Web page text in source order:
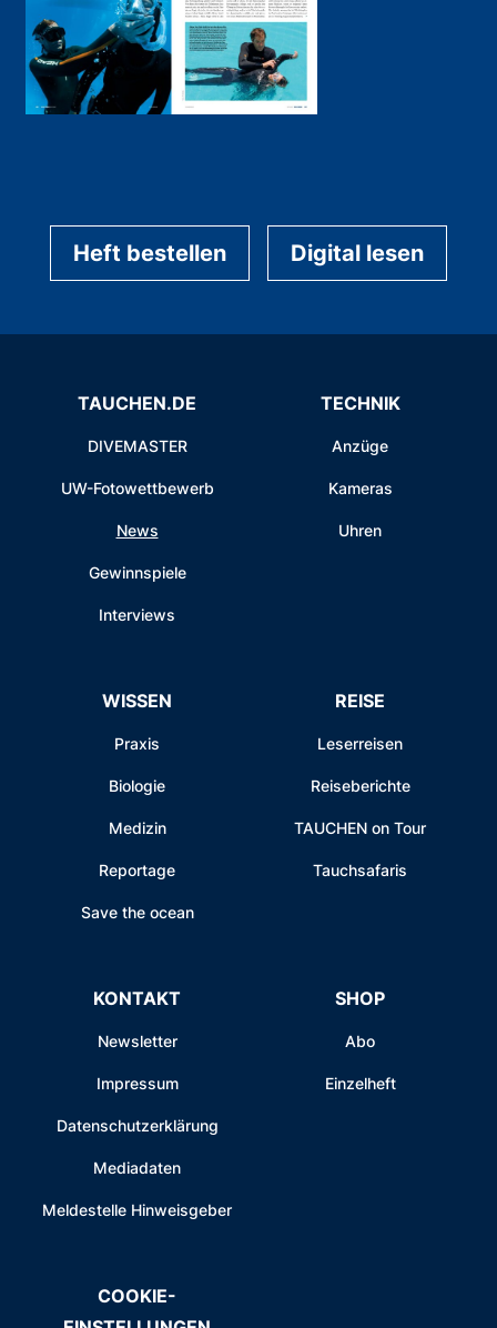
Heft bestellen Digital lesen
TAUCHEN.DE
DIVEMASTER
UW-Fotowettbewerb
News
Gewinnspiele
Interviews
TECHNIK
Anzüge
Kameras
Uhren
WISSEN
Praxis
Biologie
Medizin
Reportage
Save the ocean
REISE
Leserreisen
Reiseberichte
TAUCHEN on Tour
Tauchsafaris
KONTAKT
Newsletter
Impressum
Datenschutzerklärung
Mediadaten
Meldestelle Hinweisgeber
SHOP
Abo
Einzelheft
COOKIE-